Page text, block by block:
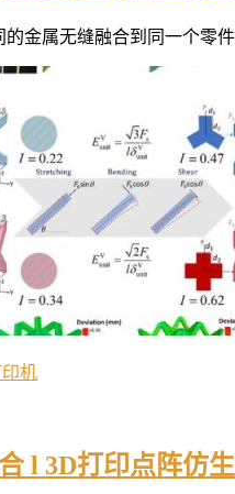
金属无缝融合到同一个零
机
l 3D打印点阵仿